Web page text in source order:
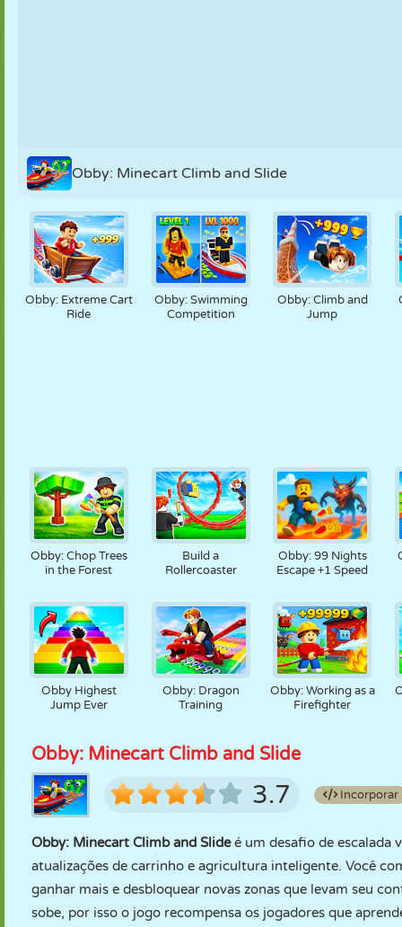
Obby: Minecart Climb and Slide
Obby: Extreme Cart
Ride
Obby: Swimming
Competition
Obby: Climb and
Jump
Obby: Chop Trees
in the Forest
Build a
Rollercoaster
Obby: 99 Nights
Escape +1 Speed
Obby Highest
Jump Ever
Obby: Dragon
Training
Obby: Working as a
Firefighter
Obby: Minecart Climb and Slide
3.7 Incorporar
Obby: Minecart Climb and Slideé um desafio de escalada
atualizações de carrinho e agricultura inteligente. Você
ganhar mais e desbloquear novas zonas que levam seu
sobe, por isso o jogo recompensa os jogadores que